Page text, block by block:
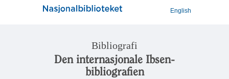
English
Bibliografi
Den internasjonale Ibsen-
bibliografien